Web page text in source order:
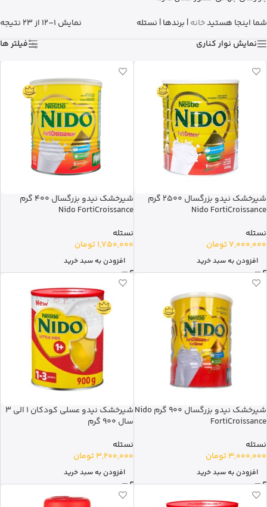
شما اینجا هستیدخانه| برندها| نستله
نمایش 1–12 از 23 نتیجه
نمایش نوار کناری
فیلتر ها
شیرخشک نیدو بزرگسال 2500 گرم
Nido FortiCroissance
نستله
7,000,000تومان
افزودن به سبد خرید
شیرخشک نیدو بزرگسال 400 گرم
Nido FortiCroissance
نستله
1,750,000 تومان
افزودن به سبد خرید
شیرخشک نیدو بزرگسال 900 گرم Nido
FortiCroissance
نستله
3,000,000تومان
افزودن به سبد خرید
شیرخشک نیدو عسلی کودکان 1 الی 3
سال 900 گرم
نستله
3,200,000 تومان
افزودن به سبد خرید